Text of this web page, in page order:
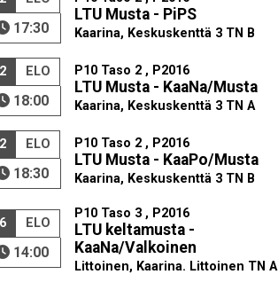
17:30
LTU Musta - PiPS
Kaarina, Keskuskenttä 3 TN B
ELO
18:00
P10 Taso 2 , P2016
LTU Musta - KaaNa/Musta
Kaarina, Keskuskenttä 3 TN A
ELO
18:30
P10 Taso 2 , P2016
LTU Musta - KaaPo/Musta
Kaarina, Keskuskenttä 3 TN B
ELO
14:00
P10 Taso 3 , P2016
LTU keltamusta -
KaaNa/Valkoinen
Littoinen, Kaarina. Littoinen TN A